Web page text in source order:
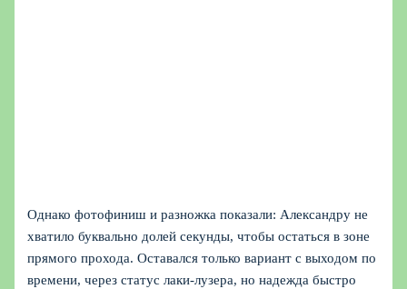
Однако фотофиниш и разножка показали: Александру не
хватило буквально долей секунды, чтобы остаться в зоне
прямого прохода. Оставался только вариант с выходом по
времени, через статус лаки‑лузера, но надежда быстро